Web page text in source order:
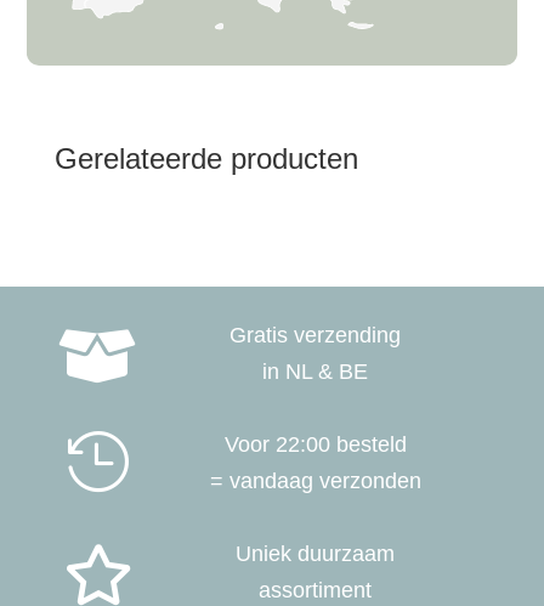
Gerelateerde producten

Gratis verzending
in NL & BE

Voor 22:00 besteld
= vandaag verzonden

Uniek duurzaam
assortiment